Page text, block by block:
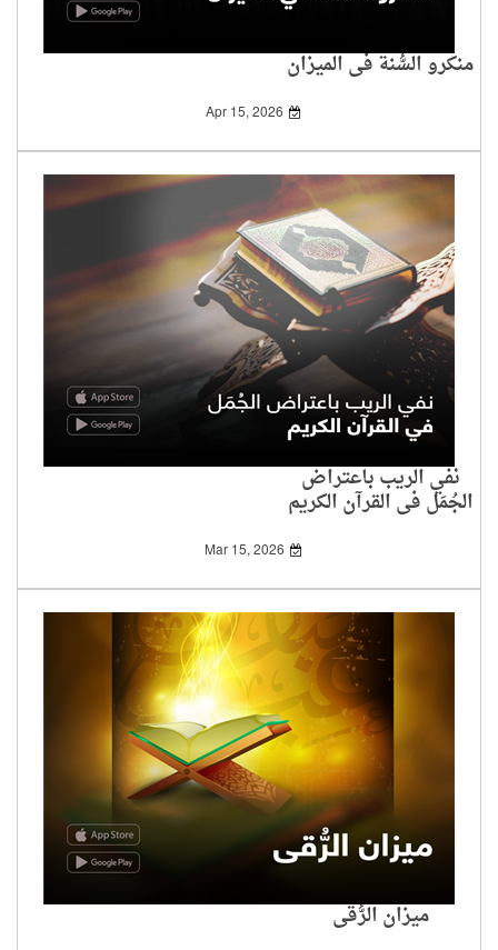
منكرو السُّنة في الميزان
Apr 15, 2026
نفي الريب باعتراض
الجُمَل في القرآن الكريم
Mar 15, 2026
ميزان الرُّقى